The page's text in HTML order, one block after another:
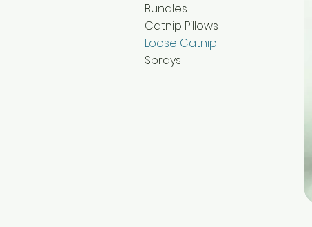
Bundles
Catnip Pillows
Loose Catnip
Sprays